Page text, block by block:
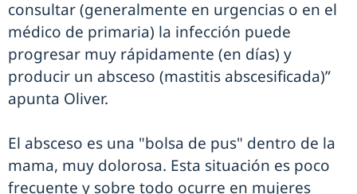
consultar (generalmente en urgencias o en el
médico de primaria) la infección puede
progresar muy rápidamente (en días) y
producir un absceso (mastitis abscesificada)”
apunta Oliver.
El absceso es una "bolsa de pus" dentro de la
mama, muy dolorosa. Esta situación es poco
frecuente y sobre todo ocurre en mujeres